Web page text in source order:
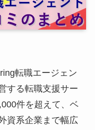
転職エージェン
する転職支援サー
件を超えて、ベ
資系企業まで幅広